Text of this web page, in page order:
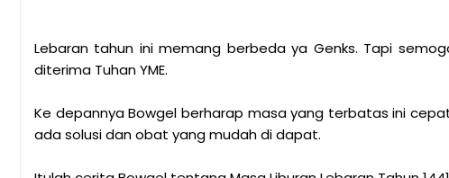
Lebaran tahun ini memang berbeda ya Genks. Tapi
diterima Tuhan YME.
Ke depannya Bowgel berharap masa yang terbatas ini
ada solusi dan obat yang mudah di dapat.